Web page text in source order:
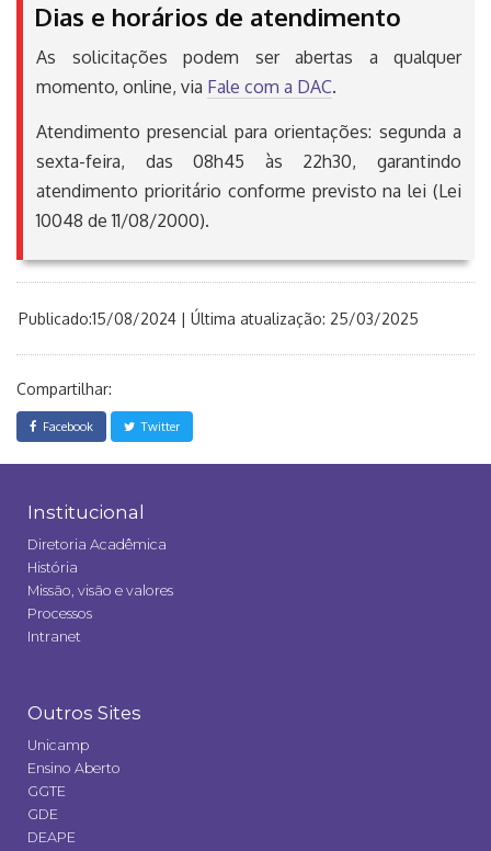
Dias e horários de atendimento
As solicitações podem ser abertas a qualquer
momento, online, via Fale com a DAC.
Atendimento presencial para orientações: segunda a
sexta-feira, das 08h45 às 22h30, garantindo
atendimento prioritário conforme previsto na lei (Lei
10048 de 11/08/2000).
Publicado:15/08/2024 | Última atualização: 25/03/2025
Compartilhar:
Facebook Twitter
Institucional
Diretoria Acadêmica
História
Missão, visão e valores
Processos
Intranet
Outros Sites
Unicamp
Ensino Aberto
GGTE
GDE
DEAPE